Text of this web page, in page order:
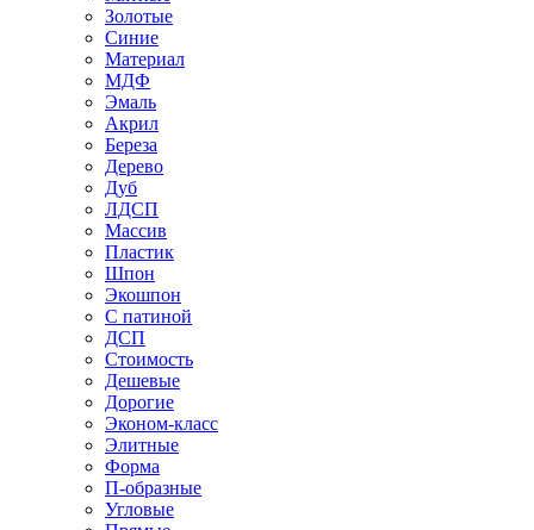
Золотые
Синие
Материал
МДФ
Эмаль
Акрил
Береза
Дерево
Дуб
ЛДСП
Массив
Пластик
Шпон
Экошпон
С патиной
ДСП
Стоимость
Дешевые
Дорогие
Эконом-класс
Элитные
Форма
П-образные
Угловые